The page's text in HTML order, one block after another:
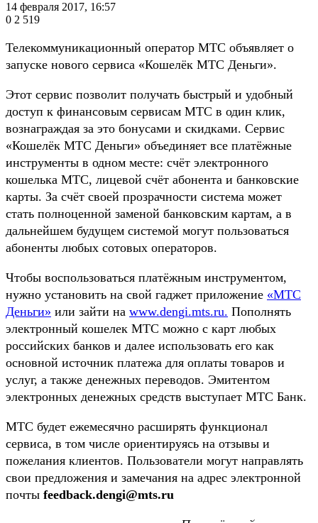
14 февраля 2017, 16:57
0 2 519
Телекоммуникационный оператор МТС объявляет о
запуске нового сервиса «Кошелёк МТС Деньги».
Этот сервис позволит получать быстрый и удобный
доступ к финансовым сервисам МТС в один клик,
вознаграждая за это бонусами и скидками. Сервис
«Кошелёк МТС Деньги» объединяет все платёжные
инструменты в одном месте: счёт электронного
кошелька МТС, лицевой счёт абонента и банковские
карты. За счёт своей прозрачности система может
стать полноценной заменой банковским картам, а в
дальнейшем будущем системой могут пользоваться
абоненты любых сотовых операторов.
Чтобы воспользоваться платёжным инструментом,
нужно установить на свой гаджет приложение «МТС
Деньги» или зайти на www.dengi.mts.ru. Пополнять
электронный кошелек МТС можно с карт любых
российских банков и далее использовать его как
основной источник платежа для оплаты товаров и
услуг, а также денежных переводов. Эмитентом
электронных денежных средств выступает МТС Банк.
МТС будет ежемесячно расширять функционал
сервиса, в том числе ориентируясь на отзывы и
пожелания клиентов. Пользователи могут направлять
свои предложения и замечания на адрес электронной
почты feedback.dengi@mts.ru